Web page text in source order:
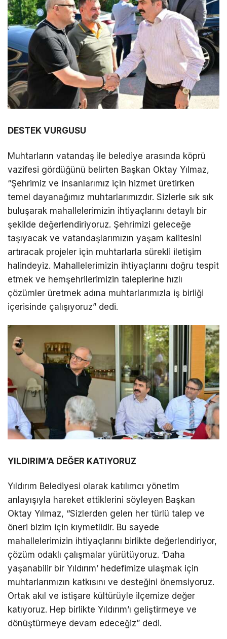
DESTEK VURGUSU
Muhtarların vatandaş ile belediye arasında köprü
vazifesi gördüğünü belirten Başkan Oktay Yılmaz,
“Şehrimiz ve insanlarımız için hizmet üretirken
temel dayanağımız muhtarlarımızdır. Sizlerle sık sık
buluşarak mahallelerimizin ihtiyaçlarını detaylı bir
şekilde değerlendiriyoruz. Şehrimizi geleceğe
taşıyacak ve vatandaşlarımızın yaşam kalitesini
artıracak projeler için muhtarlarla sürekli iletişim
halindeyiz. Mahallelerimizin ihtiyaçlarını doğru tespit
etmek ve hemşehrilerimizin taleplerine hızlı
çözümler üretmek adına muhtarlarımızla iş birliği
içerisinde çalışıyoruz” dedi.
YILDIRIM’A DEĞER KATIYORUZ
Yıldırım Belediyesi olarak katılımcı yönetim
anlayışıyla hareket ettiklerini söyleyen Başkan
Oktay Yılmaz, “Sizlerden gelen her türlü talep ve
öneri bizim için kıymetlidir. Bu sayede
mahallelerimizin ihtiyaçlarını birlikte değerlendiriyor,
çözüm odaklı çalışmalar yürütüyoruz. ‘Daha
yaşanabilir bir Yıldırım’ hedefimize ulaşmak için
muhtarlarımızın katkısını ve desteğini önemsiyoruz.
Ortak akıl ve istişare kültürüyle ilçemize değer
katıyoruz. Hep birlikte Yıldırım’ı geliştirmeye ve
dönüştürmeye devam edeceğiz” dedi.